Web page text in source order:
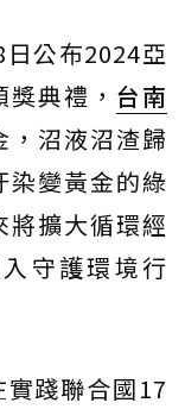
公布2024亞
典禮， 台南
，沼液沼渣歸
染變黃金的綠
擴大循環經
守護環境行
踐聯合國17